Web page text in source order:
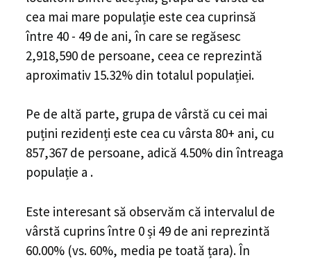
cea mai mare populație este cea cuprinsă
între 40 - 49 de ani, în care se regăsesc
2,918,590 de persoane, ceea ce reprezintă
aproximativ 15.32% din totalul populației.
Pe de altă parte, grupa de vârstă cu cei mai
puțini rezidenți este cea cu vârsta 80+ ani, cu
857,367 de persoane, adică 4.50% din întreaga
populație a .
Este interesant să observăm că intervalul de
vârstă cuprins între 0 și 49 de ani reprezintă
60.00% (vs. 60%, media pe toată țara). În